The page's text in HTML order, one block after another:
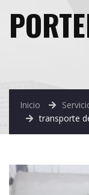
Inicio
transporte